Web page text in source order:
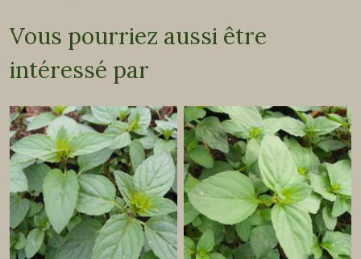
Vous pourriez aussi être
intéressé par